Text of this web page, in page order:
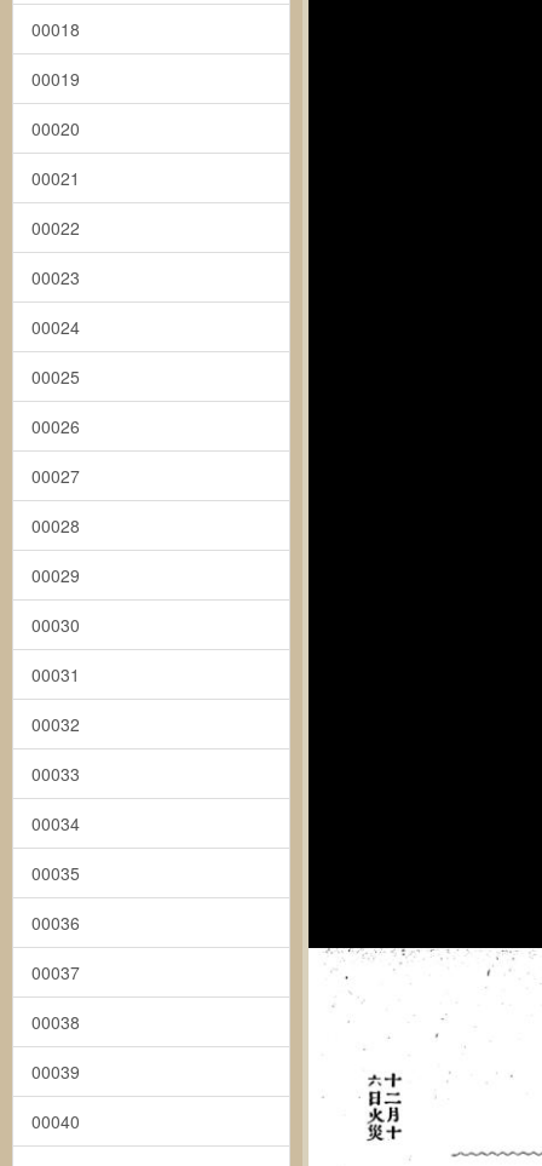
00018
00019
00020
00021
00022
00023
00024
00025
00026
00027
00028
00029
00030
00031
00032
00033
00034
00035
00036
00037
00038
00039
00040